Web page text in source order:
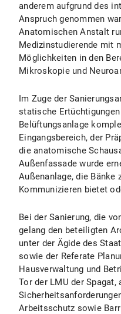
anderem aufgrund des
Anspruch genommen
Anatomischen Anstalt
Medizinstudierende mit
Möglichkeiten in den
Mikroskopie und
Im Zuge der
statische
Belüftungsanlage
Eingangsbereich, der
die anatomische
Außenfassade wurde
Außenanlage, die Bänke
Kommunizieren bietet
Bei der Sanierung, die
gelang den beteiligten
unter der Ägide des
sowie der Referate
Hausverwaltung und
Tor der LMU der
Arbeitsschutz sowie